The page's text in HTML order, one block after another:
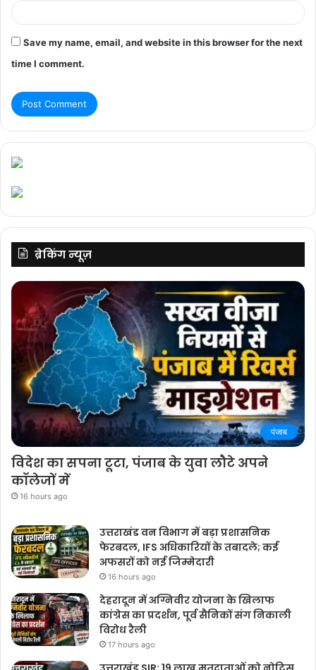
Save my name, email, and website in this browser for the next
time I comment.
ब्रेकिंग न्यूज़
पंजाब
विदेश का सपना टूटा, पंजाब के युवा लौटे अपने
कॉलेजों में
16 hours ago
उत्तराखंड वन विभाग में बड़ा प्रशासनिक
फेरबदल, IFS अधिकारियों के तबादले; कई
अफसरों को नई जिम्मेदारी
16 hours ago
देहरादून में अग्निवीर योजना के खिलाफ
कांग्रेस का प्रदर्शन, पूर्व सैनिकों संग निकाली
विरोध रैली
17 hours ago